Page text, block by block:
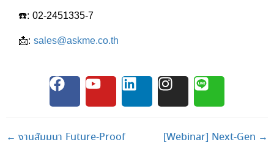
☎️: 02-2451335-7
📩: sales@askme.co.th
← งานสัมมนา Future-Proof
[Webinar] Next-Gen →